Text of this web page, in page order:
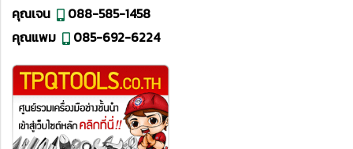
คุณเจน
088-585-1458
คุณแพม
085-692-6224